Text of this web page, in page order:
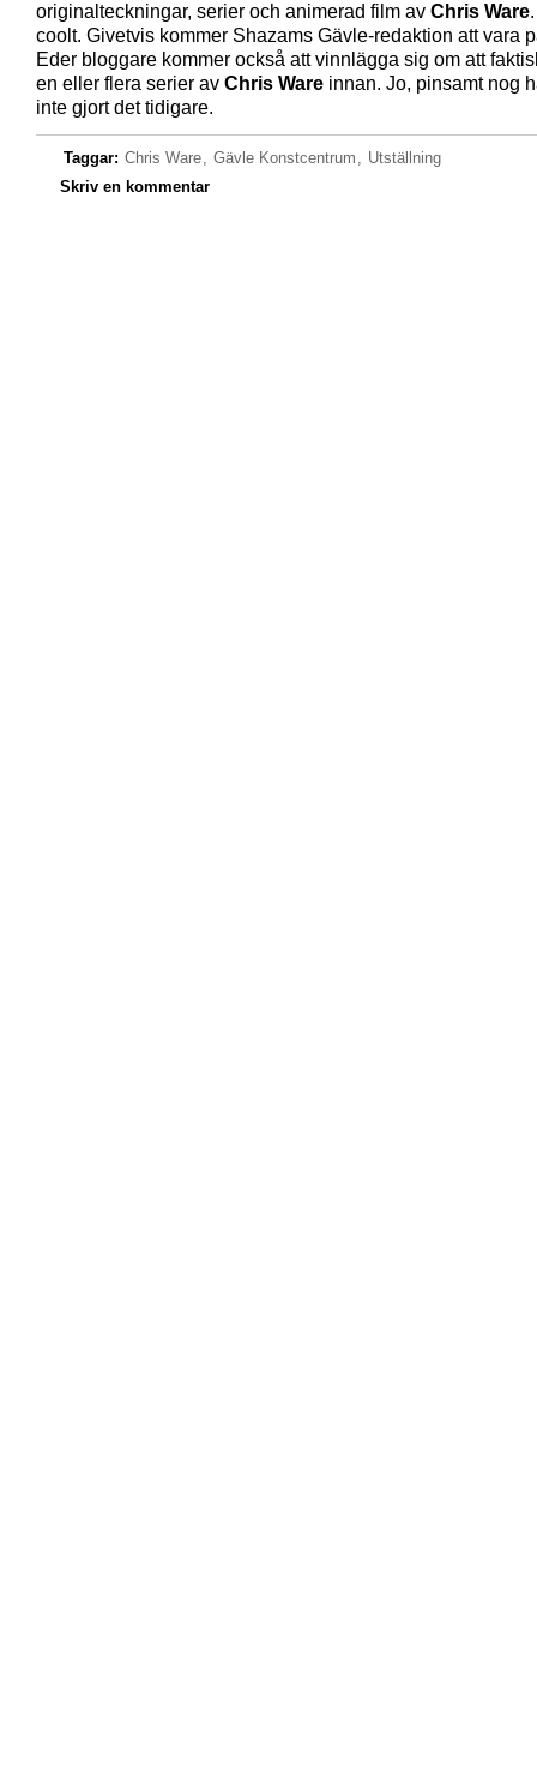
originalteckningar, serier och animerad film av Chris Ware
coolt. Givetvis kommer Shazams Gävle-redaktion att vara
Eder bloggare kommer också att vinnlägga sig om att
en eller flera serier av Chris Ware innan. Jo, pinsamt nog
inte gjort det tidigare.
Taggar: Chris Ware, Gävle Konstcentrum , Utställning
Skriv en kommentar